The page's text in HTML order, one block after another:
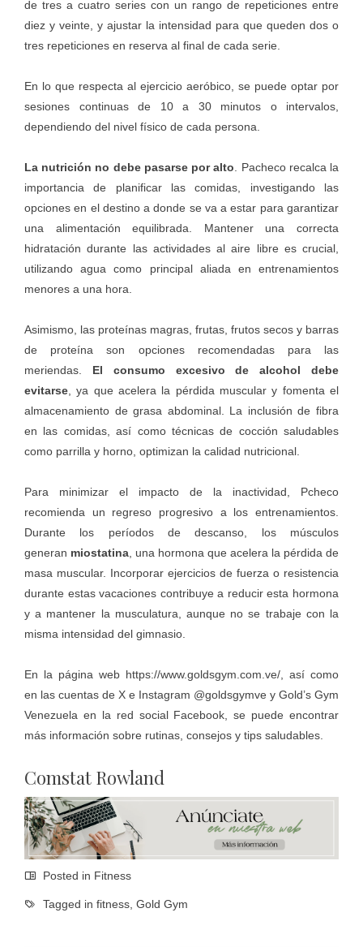
de tres a cuatro series con un rango de repeticiones entre
diez y veinte, y ajustar la intensidad para que queden dos o
tres repeticiones en reserva al final de cada serie.
En lo que respecta al ejercicio aeróbico, se puede optar por
sesiones continuas de 10 a 30 minutos o intervalos,
dependiendo del nivel físico de cada persona.
La nutrición no debe pasarse por alto . Pacheco recalca la
importancia de planificar las comidas, investigando las
opciones en el destino a donde se va a estar para garantizar
una alimentación equilibrada. Mantener una correcta
hidratación durante las actividades al aire libre es crucial,
utilizando agua como principal aliada en entrenamientos
menores a una hora.
Asimismo, las proteínas magras, frutas, frutos secos y barras
de proteína son opciones recomendadas para las
meriendas. El consumo excesivo de alcohol debe
evitarse , ya que acelera la pérdida muscular y fomenta el
almacenamiento de grasa abdominal. La inclusión de fibra
en las comidas, así como técnicas de cocción saludables
como parrilla y horno, optimizan la calidad nutricional.
Para minimizar el impacto de la inactividad, Pcheco
recomienda un regreso progresivo a los entrenamientos.
Durante los períodos de descanso, los músculos
generan miostatina , una hormona que acelera la pérdida de
masa muscular. Incorporar ejercicios de fuerza o resistencia
durante estas vacaciones contribuye a reducir esta hormona
y a mantener la musculatura, aunque no se trabaje con la
misma intensidad del gimnasio.
En la página web https://www.goldsgym.com.ve/,
así como
en las cuentas de X e Instagram @goldsgymve y Gold’s Gym
Venezuela en la red social Facebook, se puede encontrar
más información sobre rutinas, consejos y tips saludables.
Comstat Rowland
Posted in Fitness
Tagged in fitness Gold Gym